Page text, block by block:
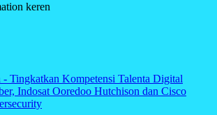
keren
- Tingkatkan Kompetensi Talenta Digital
Indosat Ooredoo Hutchison dan Cisco